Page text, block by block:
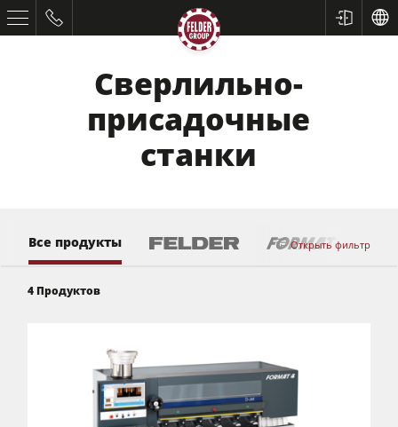
Форматно-раскроечные станки
Строгальные станки
Пильно-фрезерные станки
5-ти операционные комбинированные станки
Обрабатывающие центры с ЧПУ
Сверлильно-
присадочные
станки
Открыть фильтр
Все продукты
4 Продуктов